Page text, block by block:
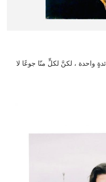
واحدة ، لكنَّ لكلٍّ منّا جوعًا لا